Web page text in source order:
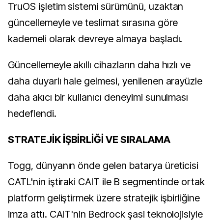
TruOS işletim sistemi sürümünü, uzaktan
güncellemeyle ve teslimat sırasına göre
kademeli olarak devreye almaya başladı.
Güncellemeyle akıllı cihazların daha hızlı ve
daha duyarlı hale gelmesi, yenilenen arayüzle
daha akıcı bir kullanıcı deneyimi sunulması
hedeflendi.
STRATEJİK İŞBİRLİĞİ VE SIRALAMA
Togg, dünyanın önde gelen batarya üreticisi
CATL'nin iştiraki CAIT ile B segmentinde ortak
platform geliştirmek üzere stratejik işbirliğine
imza attı. CAIT'nin Bedrock şasi teknolojisiyle